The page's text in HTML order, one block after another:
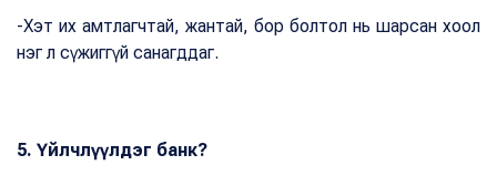
-Хэт их амтлагчтай, жантай, бор болтол нь шарсан хоол
нэг л сүжиггүй санагддаг.
5. Үйлчлүүлдэг банк?